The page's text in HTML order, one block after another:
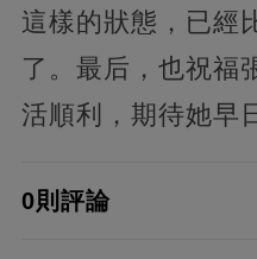
這樣的狀態，已經
了。最后，也祝福
活順利，期待她早
0則評論